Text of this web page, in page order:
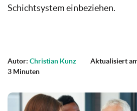
Schichtsystem einbeziehen.
Autor: Christian Kunz
Aktualisiert
3 Minuten